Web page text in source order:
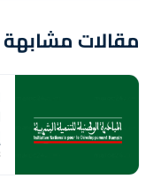
مقالات مشابهة
8